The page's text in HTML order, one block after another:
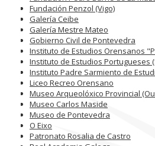
Fundación Penzol (Vigo)
Galería Ceibe
Galería Mestre Mateo
Gobierno Civil de Pontevedra
Instituto de Estudios Orensanos
Instituto de Estudios Portugueses
Instituto Padre Sarmiento de
Liceo Recreo Orensano
Museo Arqueolóxico Provincial
Museo Carlos Maside
Museo de Pontevedra
O Eixo
Patronato Rosalia de Castro